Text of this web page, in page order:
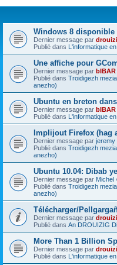
Windows 8 disponible
Dernier message par
Publié dans L'informatique
Une affiche pour
Dernier message par bIBAR
Publié dans Troidigezh
anezho)
Ubuntu en breton
Dernier message par bIBAR
Publié dans L'informatique
Implijout Firefox (hag
Dernier message par jeremy
Publié dans Troidigezh
anezho)
Ubuntu 10.04: Dibab
Dernier message par Michel
Publié dans Troidigezh
anezho)
Télécharger/
Dernier message par
Publié dans An DROUIZIG
More Than 1 Billion
Dernier message par
Publié dans L'informatique